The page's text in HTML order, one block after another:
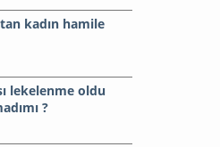
kadın hamile
lekelenme oldu
?